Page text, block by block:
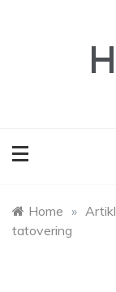
Home »
tatovering